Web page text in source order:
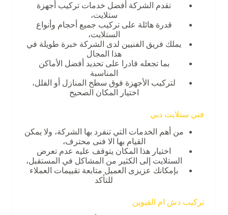
تقدم الشركة أفضل خدمات تركيب أجهزة
ستلايت،
قدرة هائلة على تركيب جميع أحجام وأنواع
الستلايت،
يملك فريق الفنيين لدى الشركة خبرة طويلة في
هذا المجال
بما تجعله قادرا على تحديد أفضل الأماكن
المناسبة
لتركيب الأجهزة فوق سطح المنازل أو الفلل،
اختيار المكان الصحيح
فني ستلايت دبي
من أهم الخدمات التي تنفرد بها الشركة، ولا يمكن
القيام بها الا فنى محترف،
اختيار هذا المكان يتوقف عليه عدم تعرض
الستلايت إلى الكثير من المشاكل في المستقبل،
بإمكانك عزيزى العميل متابعة تقييمات العملاء
للتأكد
تركيب دش ام القيوين